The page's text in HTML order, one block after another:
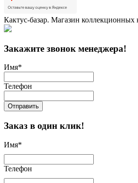
Кактус-базар. Магазин коллекционных
Закажите звонок менеджера!
Имя*
Телефон
Отправить
Заказ в один клик!
Имя*
Телефон